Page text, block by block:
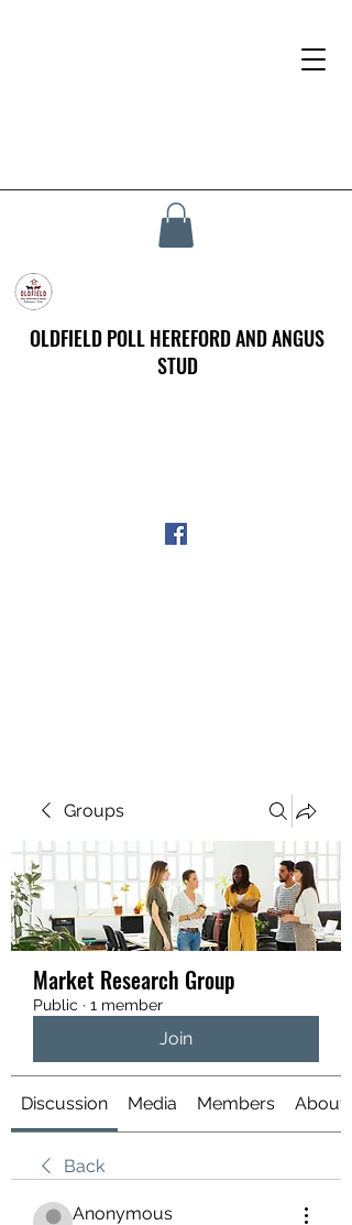
OLDFIELD POLL HEREFORD AND ANGUS
STUD
Groups
Market Research Group
Public · 1 member
Join
Discussion Media Members About
Back
Anonymous